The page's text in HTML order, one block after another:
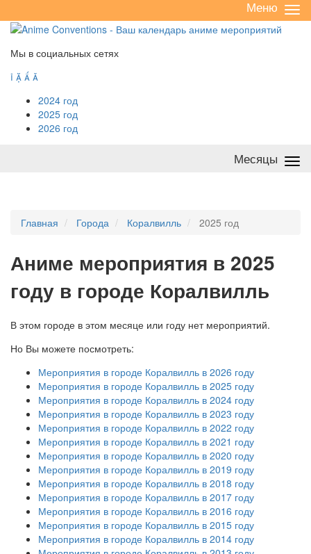
/
Меню
Мы в социальных сетях
   
2024 год
2025 год
2026 год
Месяцы
Главная Города Коралвилль 2025 год
Аниме мероприятия в 2025
году в городе Коралвилль
В этом городе в этом месяце или году нет мероприятий.
Но Вы можете посмотреть:
Мероприятия в городе Коралвилль в 2026 году
Мероприятия в городе Коралвилль в 2025 году
Мероприятия в городе Коралвилль в 2024 году
Мероприятия в городе Коралвилль в 2023 году
Мероприятия в городе Коралвилль в 2022 году
Мероприятия в городе Коралвилль в 2021 году
Мероприятия в городе Коралвилль в 2020 году
Мероприятия в городе Коралвилль в 2019 году
Мероприятия в городе Коралвилль в 2018 году
Мероприятия в городе Коралвилль в 2017 году
Мероприятия в городе Коралвилль в 2016 году
Мероприятия в городе Коралвилль в 2015 году
Мероприятия в городе Коралвилль в 2014 году